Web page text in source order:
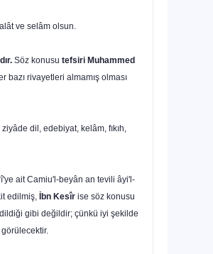
ve selâm olsun.
Söz konusu tefsiri Muhammed
bazı rivayetleri almamış olması
dil, edebiyat, kelâm, fıkıh,
ait Camiu'l-beyân an tevili âyi'l-
edilmiş, İbn Kesîr ise söz konusu
gibi değildir; çünkü iyi şekilde